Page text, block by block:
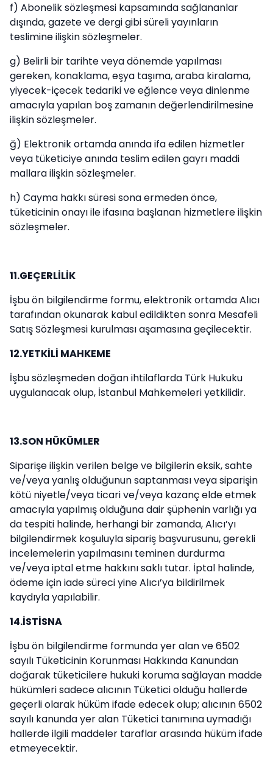
f) Abonelik sözleşmesi kapsamında sağlananlar
dışında, gazete ve dergi gibi süreli yayınların
teslimine ilişkin sözleşmeler.
g) Belirli bir tarihte veya dönemde yapılması
gereken, konaklama, eşya taşıma, araba kiralama,
yiyecek-içecek tedariki ve eğlence veya dinlenme
amacıyla yapılan boş zamanın değerlendirilmesine
ilişkin sözleşmeler.
ğ) Elektronik ortamda anında ifa edilen hizmetler
veya tüketiciye anında teslim edilen gayrı maddi
mallara ilişkin sözleşmeler.
h) Cayma hakkı süresi sona ermeden önce,
tüketicinin onayı ile ifasına başlanan hizmetlere ilişkin
sözleşmeler.
11.GEÇERLİLİK
İşbu ön bilgilendirme formu, elektronik ortamda Alıcı
tarafından okunarak kabul edildikten sonra Mesafeli
Satış Sözleşmesi kurulması aşamasına geçilecektir.
12.YETKİLİ MAHKEME
İşbu sözleşmeden doğan ihtilaflarda Türk Hukuku
uygulanacak olup, İstanbul Mahkemeleri yetkilidir.
13.SON HÜKÜMLER
Siparişe ilişkin verilen belge ve bilgilerin eksik, sahte
ve/veya yanlış olduğunun saptanması veya siparişin
kötü niyetle/veya ticari ve/veya kazanç elde etmek
amacıyla yapılmış olduğuna dair şüphenin varlığı ya
da tespiti halinde, herhangi bir zamanda, Alıcı’yı
bilgilendirmek koşuluyla sipariş başvurusunu, gerekli
incelemelerin yapılmasını teminen durdurma
ve/veya iptal etme hakkını saklı tutar. İptal halinde,
ödeme için iade süreci yine Alıcı’ya bildirilmek
kaydıyla yapılabilir.
14.İSTİSNA
İşbu ön bilgilendirme formunda yer alan ve 6502
sayılı Tüketicinin Korunması Hakkında Kanundan
doğarak tüketicilere hukuki koruma sağlayan madde
hükümleri sadece alıcının Tüketici olduğu hallerde
geçerli olarak hüküm ifade edecek olup; alıcının 6502
sayılı kanunda yer alan Tüketici tanımına uymadığı
hallerde ilgili maddeler taraflar arasında hüküm ifade
etmeyecektir.